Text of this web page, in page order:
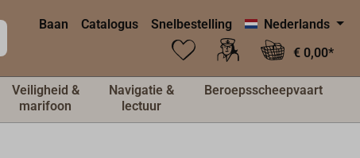
Baan Catalogus Snelbestelling
Nederlands
€ 0,00*
Veiligheid &
marifoon
Navigatie &
lectuur
Beroepsscheepvaart